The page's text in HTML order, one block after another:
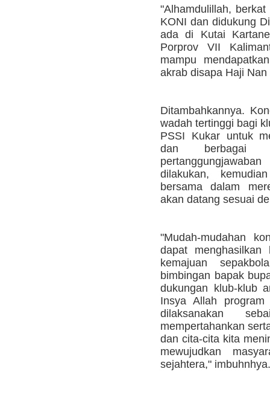
"Alhamdulillah,
KONI dan didukung
ada di Kutai
Porprov VII
mampu
akrab disapa Haji Nan
Ditambahkannya.
wadah tertinggi bagi
PSSI Kukar untuk
dan berbagai
dilakukan,
bersama dalam
akan datang sesuai
"Mudah-mudahan
dapat menghasilkan
kemajuan
bimbingan bapak
dukungan klub-klub
Insya Allah
dilaksanakan
mempertahankan
dan cita-cita kita
mewujudkan
sejahtera," imbuhnhya.